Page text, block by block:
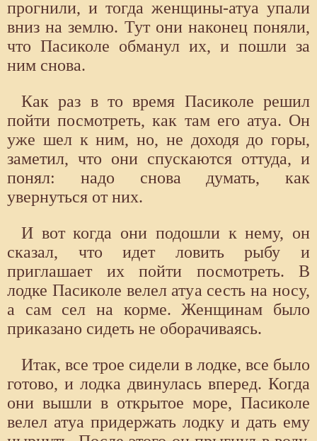
прогнили, и тогда женщины-атуа упали
вниз на землю. Тут они наконец поняли,
что Пасиколе обманул их, и пошли за
ним снова.
Как раз в то время Пасиколе решил
пойти посмотреть, как там его атуа. Он
уже шел к ним, но, не доходя до горы,
заметил, что они спускаются оттуда, и
понял: надо снова думать, как
увернуться от них.
И вот когда они подошли к нему, он
сказал, что идет ловить рыбу и
приглашает их пойти посмотреть. В
лодке Пасиколе велел атуа сесть на носу,
а сам сел на корме. Женщинам было
приказано сидеть не оборачиваясь.
Итак, все трое сидели в лодке, все было
готово, и лодка двинулась вперед. Когда
они вышли в открытое море, Пасиколе
велел атуа придержать лодку и дать ему